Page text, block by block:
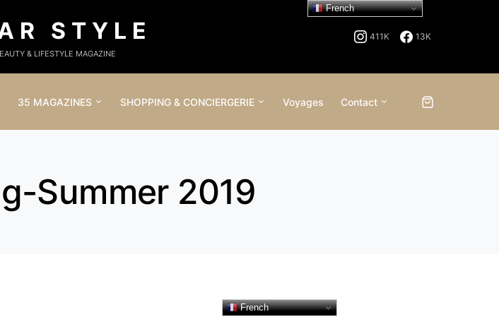
STYLE
& LIFESTYLE MAGAZINE
411K 13K
35 MAGAZINES SHOPPING & CONCIERGERIE Voyages Contact
Summer 2019
French
French